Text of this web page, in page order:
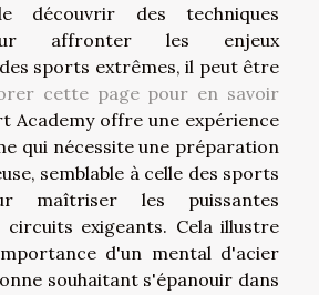
découvrir des techniques
affronter les enjeux
sports extrêmes, il peut être
cette page pour en savoir
Academy offre une expérience
qui nécessite une préparation
semblable à celle des sports
maîtriser les puissantes
circuits exigeants. Cela illustre
d'un mental d'acier
souhaitant s'épanouir dans